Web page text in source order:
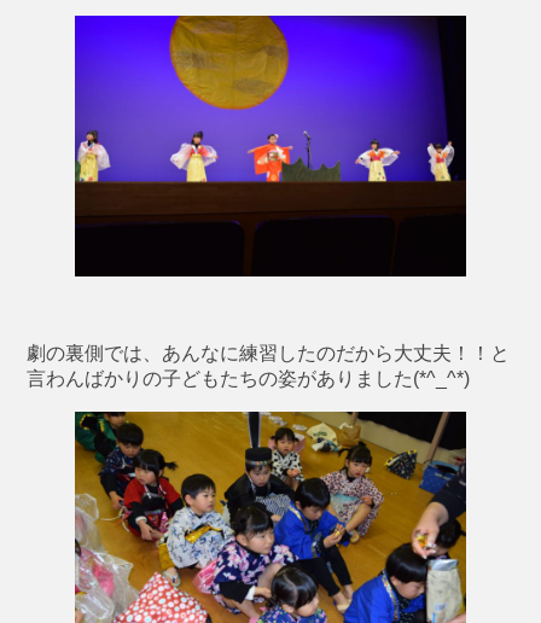
劇の裏側では、あんなに練習したのだから大丈夫！！と
言わんばかりの子どもたちの姿がありました(*^_^*)